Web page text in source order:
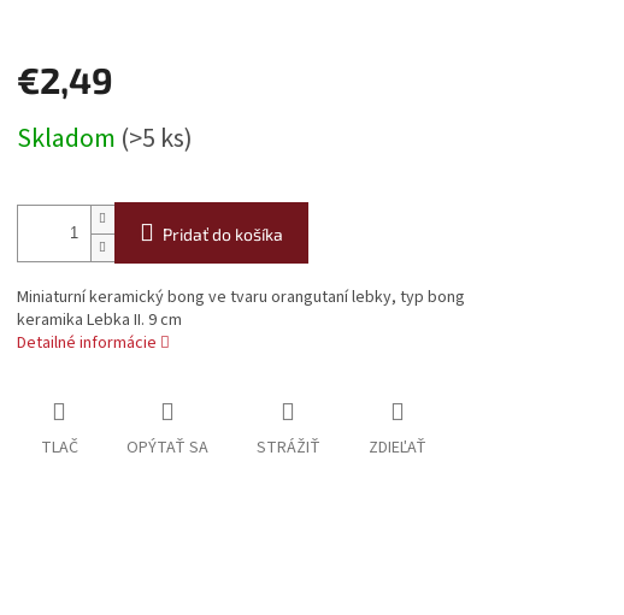
€2,49
cena:
Skladom (>5 ks)
Pridať do košíka
Miniaturní keramický bong ve tvaru orangutaní lebky, typ bong
keramika Lebka II. 9 cm
Detailné informácie
TLAČ OPÝTAŤ SA STRÁŽIŤ ZDIEĽAŤ